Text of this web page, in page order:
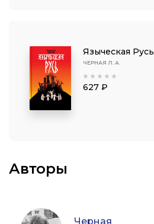
Языческая Русь
ЧЕРНАЯ Л. А.
627 ₽
Авторы
Черная